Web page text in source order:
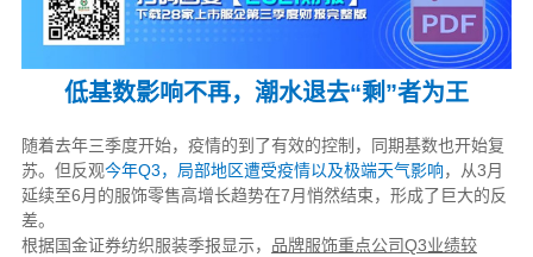
低基数影响不再，潮水退去“剩”者为王
随着去年三季度开始，疫情的到了有效的控制，同期基数也开始复
苏。但反观今年Q3，局部地区遭受疫情以及极端天气影响，从3月
延续至6月的服饰零售高增长趋势在7月悄然结束，形成了巨大的反
差。
根据国金证券纺织服装季报显示， 品牌服饰重点公司Q3业绩较